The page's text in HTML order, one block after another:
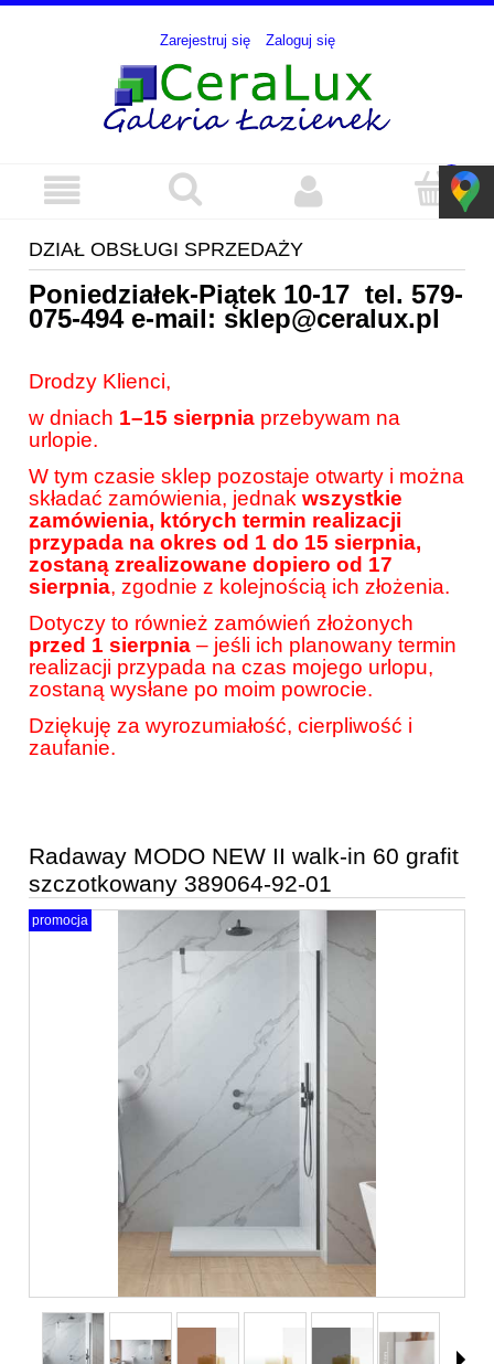
Zarejestruj się Zaloguj się
DZIAŁ OBSŁUGI SPRZEDAŻY
Poniedziałek-Piątek 10-17 tel. 579-
075-494e-mail: sklep@ceralux.pl
Drodzy Klienci,
w dniach 1–15 sierpnia przebywam na
urlopie.
W tym czasie sklep pozostaje otwarty i można
składać zamówienia, jednak wszystkie
zamówienia, których termin realizacji
przypada na okres od 1 do 15 sierpnia,
zostaną zrealizowane dopiero od 17
sierpnia, zgodnie z kolejnością ich złożenia.
Dotyczy to również zamówień złożonych
przed 1 sierpnia – jeśli ich planowany termin
realizacji przypada na czas mojego urlopu,
zostaną wysłane po moim powrocie.
Dziękuję za wyrozumiałość, cierpliwość i
zaufanie.
Radaway MODO NEW II walk-in 60 grafit
szczotkowany 389064-92-01
promocja